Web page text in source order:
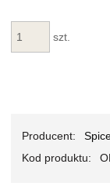
szt.
Producent:
Kod produktu: